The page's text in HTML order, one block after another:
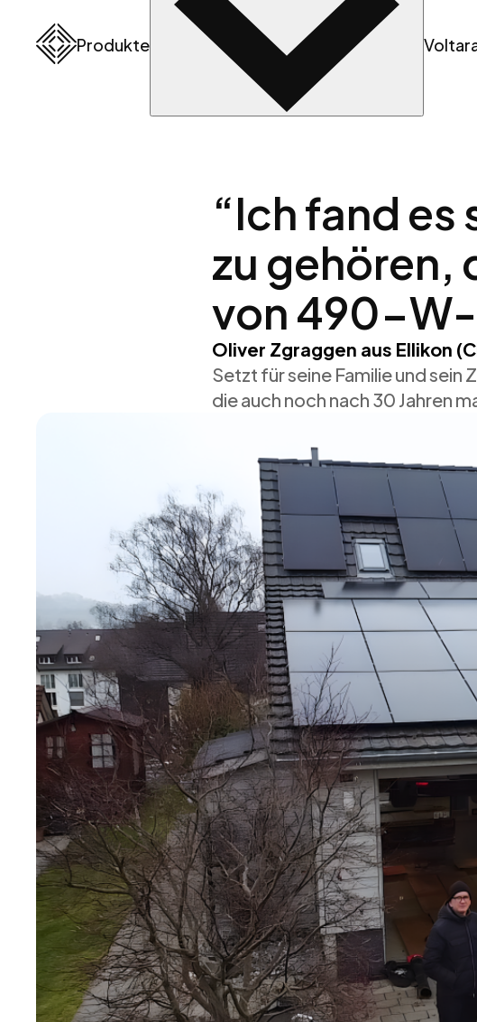
Produkte
“Ich fand es
zu gehören,
von 490-W-
Oliver Zgraggen aus Ellikon
Setzt für seine Familie und
die auch noch nach 30 Jahren